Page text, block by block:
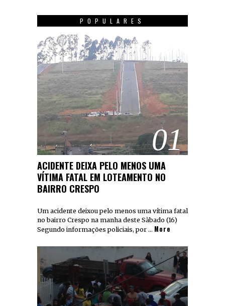
POPULARES
01
ACIDENTE DEIXA PELO MENOS UMA
VÍTIMA FATAL EM LOTEAMENTO NO
BAIRRO CRESPO
Um acidente deixou pelo menos uma vítima fatal
no bairro Crespo na manha deste Sàbado (16)
Segundo informações policiais, por … More